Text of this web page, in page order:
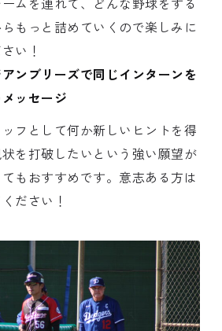
もっと詰めていくので楽しみに
い！
ンブリーズで同じインターンを
ッセージ
フとして何か新しいヒントを得
を打破したいという強い願望が
もおすすめです。意志ある方は
ださい！